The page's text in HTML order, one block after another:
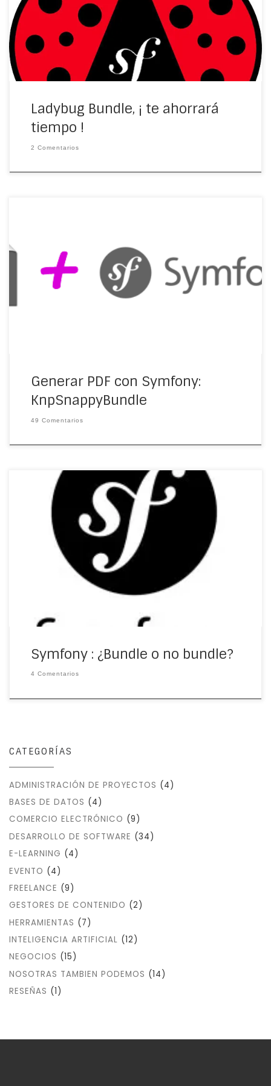
seguramente les ahorrará mucho tiempo al desarrollar
código con Symfony 2. Les cuento… […]
Ladybug Bundle, ¡ te ahorrará
tiempo !
2 Comentarios
Como sabes tengo algo de tiempo trabajando con
Symfony ( o.O ¡ya más de un año!) y como te comenté
en Symfony : ¿Bundle o no bundle? a veces es necesario
Generar PDF con Symfony:
KnpSnappyBundle
49 Comentarios
Para los que no han escuchado hablar de Symfony
déjenme decirles que no estamos hablando de música,
aunque pareciera… Symfony es un framework que está
diseñado para optimizar el desarrollo […]
Symfony : ¿Bundle o no bundle?
4 Comentarios
CATEGORÍAS
ADMINISTRACIÓN DE PROYECTOS (4)
BASES DE DATOS (4)
COMERCIO ELECTRÓNICO (9)
DESARROLLO DE SOFTWARE (34)
E-LEARNING (4)
EVENTO (4)
FREELANCE (9)
GESTORES DE CONTENIDO (2)
HERRAMIENTAS (7)
INTELIGENCIA ARTIFICIAL (12)
NEGOCIOS (15)
NOSOTRAS TAMBIEN PODEMOS (14)
RESEÑAS (1)